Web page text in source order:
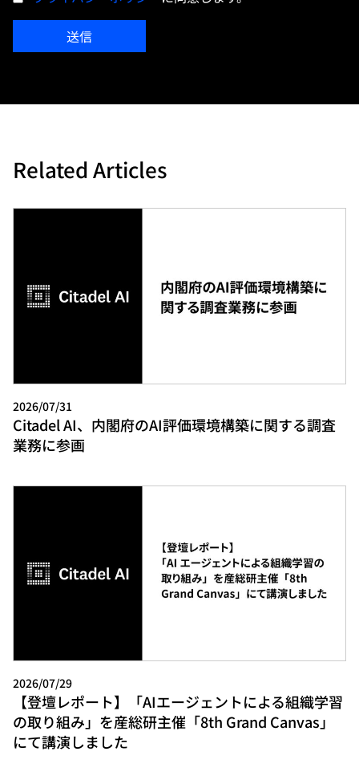
送信
Related Articles
2026/07/31
Citadel AI、内閣府のAI評価環境構築に関する調査
業務に参画
2026/07/29
【登壇レポート】「AIエージェントによる組織学習
の取り組み」を産総研主催「8th Grand Canvas」
にて講演しました